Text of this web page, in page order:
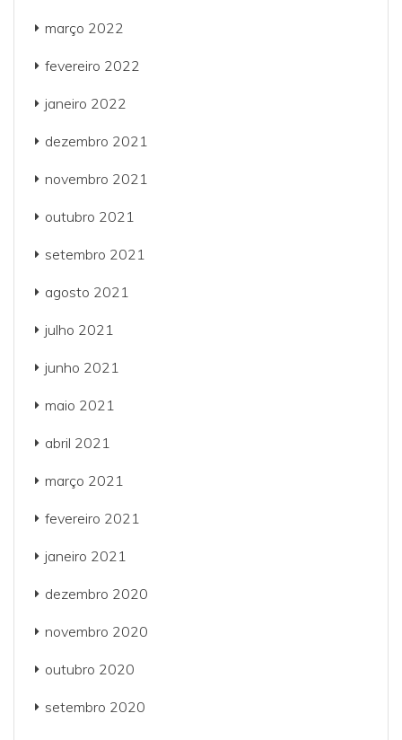
março 2022
fevereiro 2022
janeiro 2022
dezembro 2021
novembro 2021
outubro 2021
setembro 2021
agosto 2021
julho 2021
junho 2021
maio 2021
abril 2021
março 2021
fevereiro 2021
janeiro 2021
dezembro 2020
novembro 2020
outubro 2020
setembro 2020